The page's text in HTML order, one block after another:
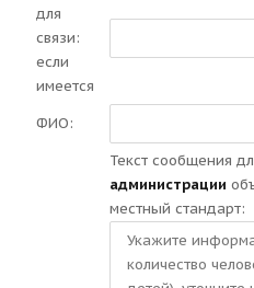
для
связи:
если
имеется
ФИО:
Текст сообщения
администрации
местный стандарт: